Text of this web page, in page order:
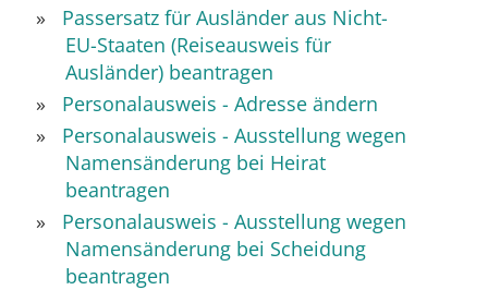
Passersatz für Ausländer aus Nicht-
EU-Staaten (Reiseausweis für
Ausländer) beantragen
Personalausweis - Adresse ändern
Personalausweis - Ausstellung wegen
Namensänderung bei Heirat
beantragen
Personalausweis - Ausstellung wegen
Namensänderung bei Scheidung
beantragen